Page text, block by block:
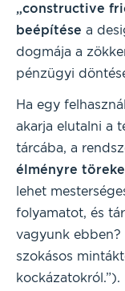
„constructive
beépítése a
dogmája a
pénzügyi
Ha egy
akarja elutalni a
tárcába, a
élményre
lehet
folyamatot, és
vagyunk ebben?
szokásos